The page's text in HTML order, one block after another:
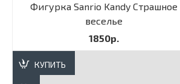
Фигурка Sanrio Kandy Страшное
веселье
1850р.
КУПИТЬ